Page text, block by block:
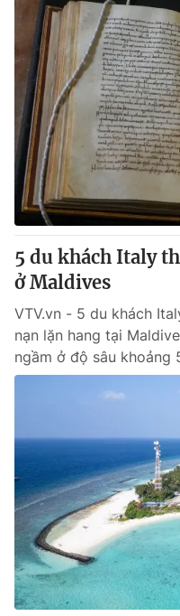
5 du khách Italy
ở Maldives
VTV.vn - 5 du khách
nạn lặn hang tại
ngầm ở độ sâu khoảng